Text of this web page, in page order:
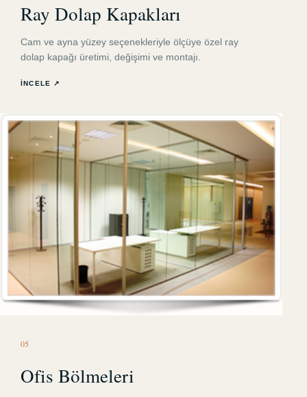
Ray Dolap Kapakları
Cam ve ayna yüzey seçenekleriyle ölçüye özel ray
dolap kapağı üretimi, değişimi ve montajı.
İNCELE ↗
05
Ofis Bölmeleri